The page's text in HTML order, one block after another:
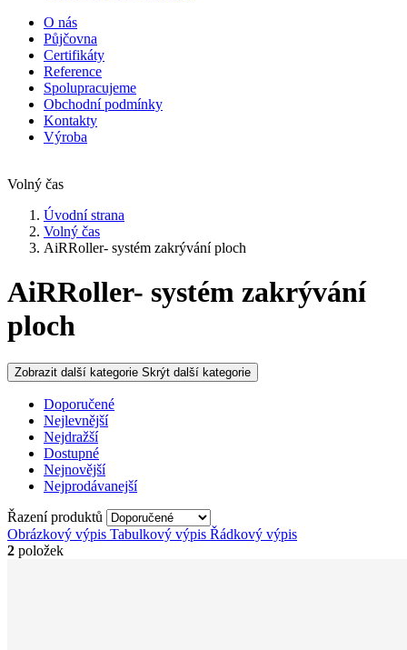
O nás
Půjčovna
Certifikáty
Reference
Spolupracujeme
Obchodní podmínky
Kontakty
Výroba
Volný čas
Úvodní strana
Volný čas
AiRRoller- systém zakrývání ploch
AiRRoller- systém zakrývání
ploch
Zobrazit další kategorie Skrýt další kategorie
Doporučené
Nejlevnější
Nejdražší
Dostupné
Nejnovější
Nejprodávanejší
Řazení produktů
Obrázkový výpis Tabulkový výpis Řádkový výpis
2 položek